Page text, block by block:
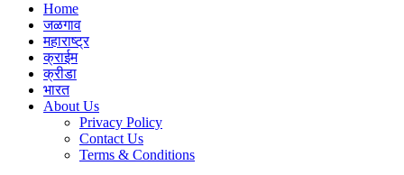
Home
जळगाव
महाराष्ट्र
क्राईम
क्रीडा
भारत
About Us
Privacy Policy
Contact Us
Terms & Conditions